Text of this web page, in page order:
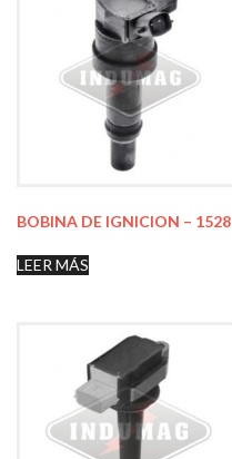
BOBINA DE IGNICION – 1528
LEER MÁS